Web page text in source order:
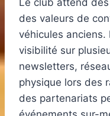
Le club attend
des valeurs de
véhicules anciens.
visibilité sur
newsletters,
physique lors des
des partenariats